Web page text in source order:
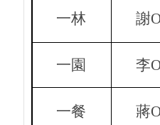
一林 謝
一園 李
一餐 蔣